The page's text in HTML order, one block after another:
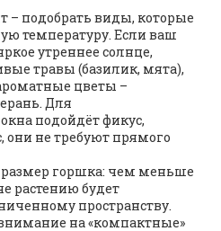
подобрать виды, которые
температуру. Если ваш
утреннее солнце,
травы (базилик, мята),
цветы –
Для
подойдёт фикус,
не требуют прямого
горшка: чем меньше
растению будет
пространству.
на «компактные»